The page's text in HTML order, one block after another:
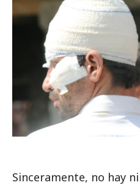
Sinceramente, no hay